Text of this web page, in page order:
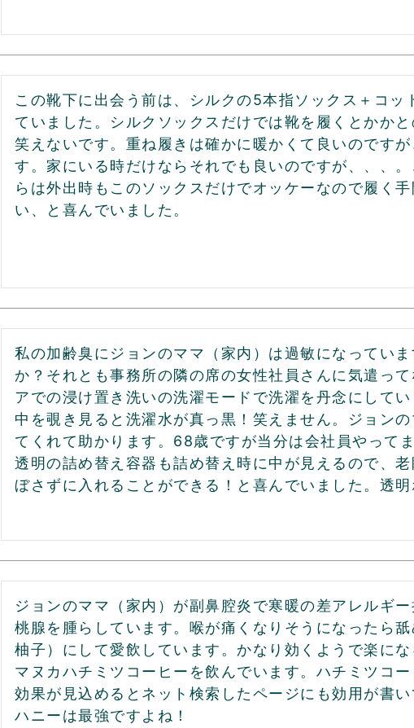
この靴下に出会う前は、シルクの5本指ソックス＋コッ
ていました。シルクソックスだけでは靴を履くとかかと
笑えないです。重ね履きは確かに暖かくて良いのです
す。家にいる時だけならそれでも良いのですが、、、
らは外出時もこのソックスだけでオッケーなので履く
い、と喜んでいました。
私の加齢臭にジョンのママ（家内）は過敏になってい
か？それとも事務所の隣の席の女性社員さんに気遣っ
アでの浸け置き洗いの洗濯モードで洗濯を丹念にして
中を覗き見ると洗濯水が真っ黒！笑えません。ジョン
てくれて助かります。68歳ですが当分は会社員やって
透明の詰め替え容器も詰め替え時に中が見えるので、
ぼさずに入れることができる！と喜んでいました。透明
ジョンのママ（家内）が副鼻腔炎で寒暖の差アレルギ
桃腺を腫らしています。喉が痛くなりそうになったら
柚子）にして愛飲しています。かなり効くようで楽に
マヌカハチミツコーヒーを飲んでいます。ハチミツコ
効果が見込めるとネット検索したページにも効用が書
ハニーは最強ですよね！